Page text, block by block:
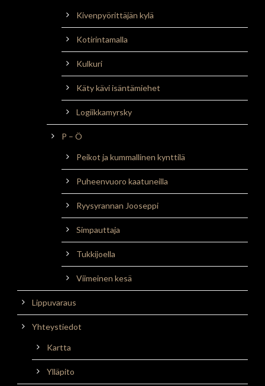
Kivenpyörittäjän kylä
Kotirintamalla
Kulkuri
Käty kävi isäntämiehet
Logiikkamyrsky
P – Ö
Peikot ja kummallinen kynttilä
Puheenvuoro kaatuneilla
Ryysyrannan Jooseppi
Simpauttaja
Tukkijoella
Viimeinen kesä
Lippuvaraus
Yhteystiedot
Kartta
Ylläpito